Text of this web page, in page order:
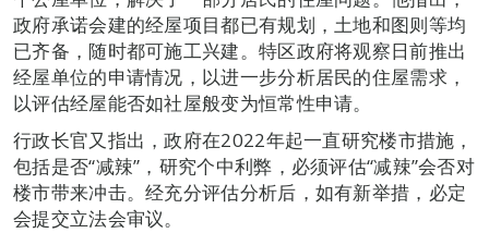
政府承诺会建的经屋项目都已有规划，土地和图则等均
已齐备，随时都可施工兴建。特区政府将观察日前推出
经屋单位的申请情况，以进一步分析居民的住屋需求，
以评估经屋能否如社屋般变为恒常性申请。
行政长官又指出，政府在2022年起一直研究楼市措施，
包括是否“减辣”，研究个中利弊，必须评估“减辣”会否对
楼市带来冲击。经充分评估分析后，如有新举措，必定
会提交立法会审议。